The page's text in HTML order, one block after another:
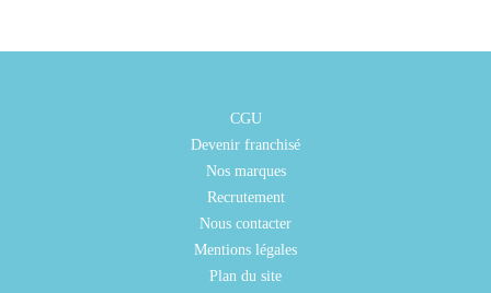
CGU
Devenir franchisé
Nos marques
Recrutement
Nous contacter
Mentions légales
Plan du site